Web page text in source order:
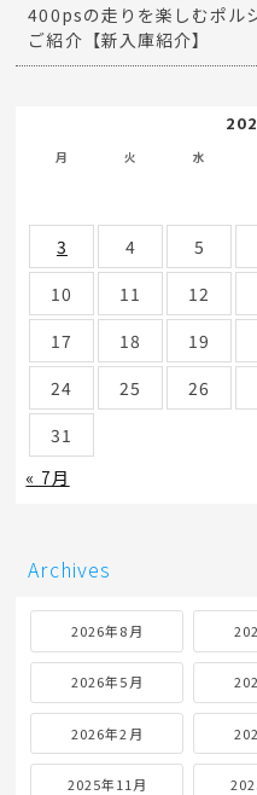
400psの走りを楽しむポル
ご紹介【新入庫紹介】
月 火 水
3
4 5
10
11 12
17
18 19
24
25 26
31
« 7月
Archives
2026年8月
2026年5月
2026年2月
2025年11月